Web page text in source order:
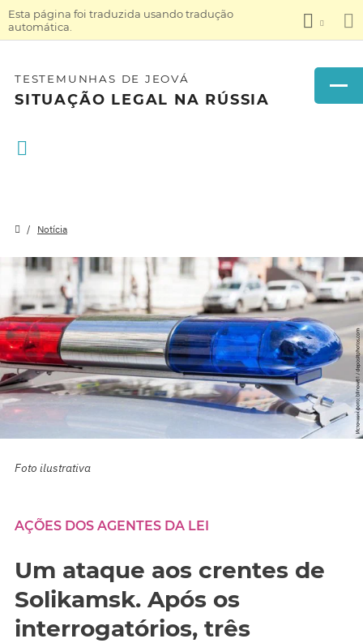
Esta página foi traduzida usando tradução
automática.
TESTEMUNHAS DE JEOVÁ
SITUAÇÃO LEGAL NA RÚSSIA
Notícia
Foto ilustrativa
AÇÕES DOS AGENTES DA LEI
Um ataque aos crentes de
Solikamsk. Após os
interrogatórios, três